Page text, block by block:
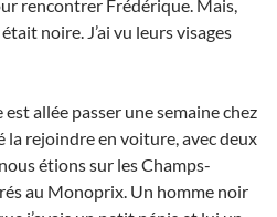
rencontrer Frédérique. Mais,
noire. J’ai vu leurs visages
allée passer une semaine chez
la rejoindre en voiture, avec deux
étions sur les Champs-
au Monoprix. Un homme noir